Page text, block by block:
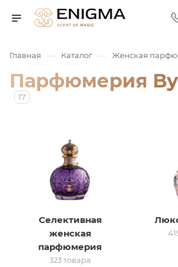
/ Нишевая
Главная — Каталог — Женская
Парфюмерия
17
Селективная
женская
парфюмерия
323 товара